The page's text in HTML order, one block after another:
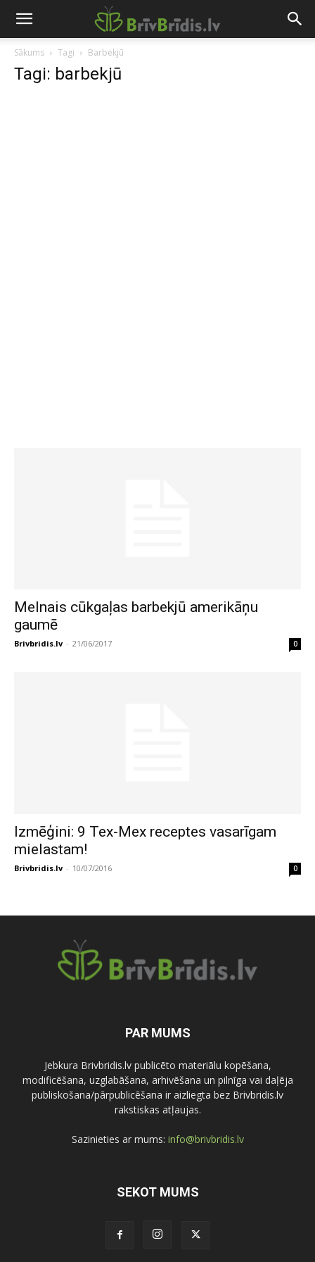
Sākums Tagi Barbekjū
Tagi: barbekjū
Melnais cūkgaļas barbekjū amerikāņu
gaumē
Brivbridis.lv - 21/06/2017 0
Izmēģini: 9 Tex-Mex receptes vasarīgam
mielastam!
Brivbridis.lv - 10/07/2016 0
PAR MUMS
Jebkura Brivbridis.lv publicēto materiālu kopēšana,
modificēšana, uzglabāšana, arhivēšana un pilnīga vai daļēja
publiskošana/pārpublicēšana ir aizliegta bez Brivbridis.lv
rakstiskas atļaujas.
Sazinieties ar mums: info@brivbridis.lv
SEKOT MUMS